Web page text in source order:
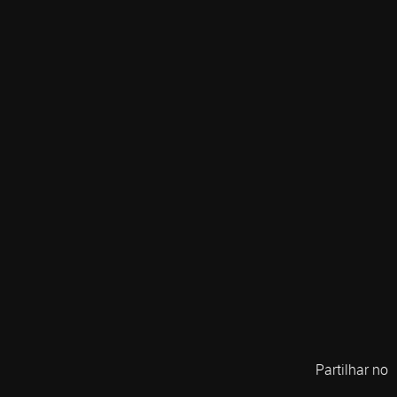
Partilhar no